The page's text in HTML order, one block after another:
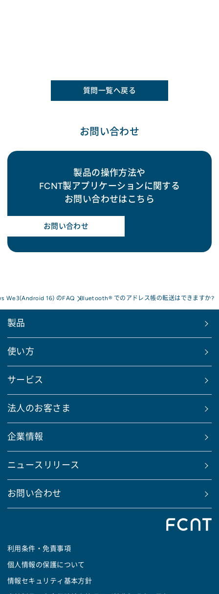
質問一覧へ戻る
お問い合わせ
製品の操作方法や
FCNT製アプリケーションに関する
お問い合わせはこちら
お問い合わせ
We3(Android 16) のFAQ Bluetooth® でのアドレス帳の転送はできますか?
製品
使い方
サービス
法人のお客さま
企業情報
ニュースリリース
お問い合わせ
利用条件・免責事項
個人情報の保護について
情報セキュリティ基本方針